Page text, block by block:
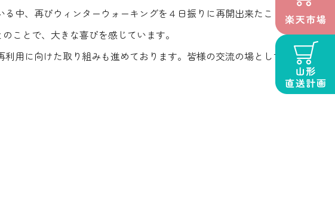
中、再びウィンターウォーキングを４日振りに再開出来たこと大
ことで、大きな喜びを感じています。
用に向けた取り組みも進めております。皆様の交流の場として、